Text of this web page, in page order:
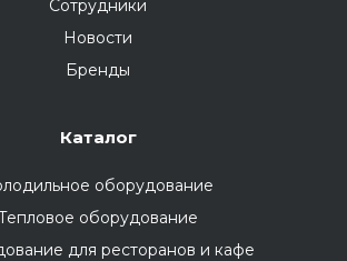
Сотрудники
Новости
Бренды
Каталог
оборудование
оборудование
для ресторанов и кафе